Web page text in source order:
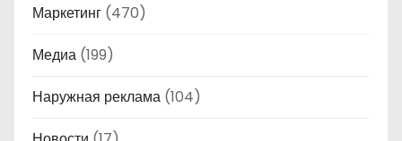
Маркетинг (470)
Медиа (199)
Наружная реклама (104)